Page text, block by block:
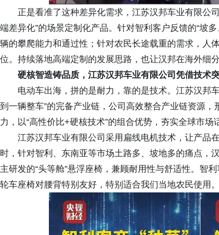
正是看准了这种差异化需求，江苏汉邦车业有限公
端差异化”的场景定制化产品。针对智利客户反馈的“坡
辆的攀爬能力和通过性；针对农民长途载重的需求，人
位。持续落地高端定制的发展思路，也让汉邦在海外细
硬核智造铸品质， 江苏汉邦车业有限公司凭借技术
电动车出海，拼的是耐力，靠的是技术。江苏汉邦
到一辆整车”的完备产业链，公司高效整合产业链资源
力，以“高性价比+硬核技术”的组合优势，夯实全球市场
江苏汉邦车业有限公司采用扁线电机技术，让产品
时，针对智利、东南亚等市场土路多、坡地多的痛点，
主研发的“头等舱”悬浮座椅，兼顾耐用性与舒适性。智
轮车座椅对腰背特别友好，特别适合我们当地农民使用